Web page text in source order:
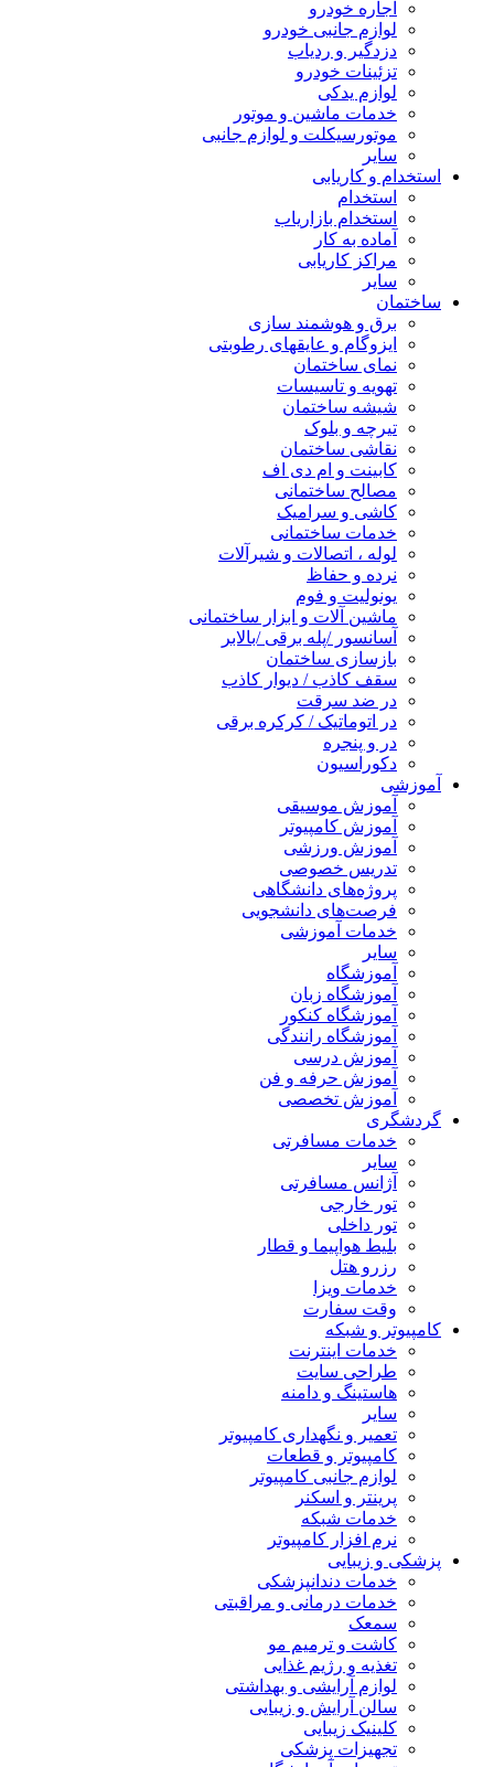
اجاره خودرو
لوازم جانبی خودرو
دزدگیر و ردیاب
تزئینات خودرو
لوازم یدکی
خدمات ماشین و موتور
موتورسیکلت و لوازم جانبی
سایر
استخدام و کاریابی
استخدام
استخدام بازاریاب
آماده به کار
مراکز کاریابی
سایر
ساختمان
برق و هوشمند سازی
ایزوگام و عایقهای رطوبتی
نمای ساختمان
تهویه و تاسیسات
شیشه ساختمان
تیرچه و بلوک
نقاشی ساختمان
کابینت و ام دی اف
مصالح ساختمانی
کاشی و سرامیک
خدمات ساختمانی
لوله ، اتصالات و شیرآلات
نرده و حفاظ
یونولیت و فوم
ماشین آلات و ابزار ساختمانی
آسانسور /پله برقی /بالابر
بازسازی ساختمان
سقف کاذب / دیوار کاذب
در ضد سرقت
در اتوماتیک / کرکره برقی
در و پنجره
دکوراسیون
آموزشی
آموزش موسیقی
آموزش کامپیوتر
آموزش ورزشی
تدریس خصوصی
پروژه‌های دانشگاهی
فرصت‌های دانشجویی
خدمات آموزشی
سایر
آموزشگاه
آموزشگاه زبان
آموزشگاه کنکور
آموزشگاه رانندگی
آموزش درسی
آموزش حرفه و فن
آموزش تخصصی
گردشگری
خدمات مسافرتی
سایر
آژانس مسافرتی
تور خارجی
تور داخلی
بلیط هواپیما و قطار
رزرو هتل
خدمات ویزا
وقت سفارت
کامپیوتر و شبکه
خدمات اینترنت
طراحی سایت
هاستینگ و دامنه
سایر
تعمیر و نگهداری کامپیوتر
کامپیوتر و قطعات
لوازم جانبی کامپیوتر
پرینتر و اسکنر
خدمات شبکه
نرم افزار کامپیوتر
پزشکی و زیبایی
خدمات دندانپزشکی
خدمات درمانی و مراقبتی
سمعک
کاشت و ترمیم مو
تغذیه و رژیم غذایی
لوازم آرایشی و بهداشتی
سالن آرایش و زیبایی
کلینیک زیبایی
تجهیزات پزشکی